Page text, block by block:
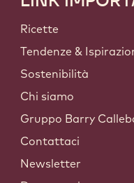
LINK
Ricette
Tendenze & Ispirazioni
Sostenibilità
Chi siamo